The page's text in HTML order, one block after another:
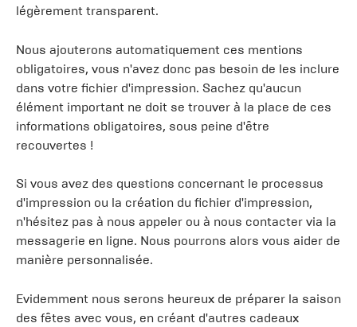
légèrement transparent.
Nous ajouterons automatiquement ces mentions
obligatoires, vous n'avez donc pas besoin de les inclure
dans votre fichier d'impression. Sachez qu'aucun
élément important ne doit se trouver à la place de ces
informations obligatoires, sous peine d'être
recouvertes !
Si vous avez des questions concernant le processus
d'impression ou la création du fichier d'impression,
n'hésitez pas à nous appeler ou à nous contacter via la
messagerie en ligne. Nous pourrons alors vous aider de
manière personnalisée.
Evidemment nous serons heureux de préparer la saison
des fêtes avec vous, en créant d'autres cadeaux